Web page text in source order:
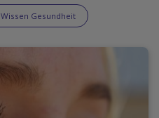
Wissen Gesundheit